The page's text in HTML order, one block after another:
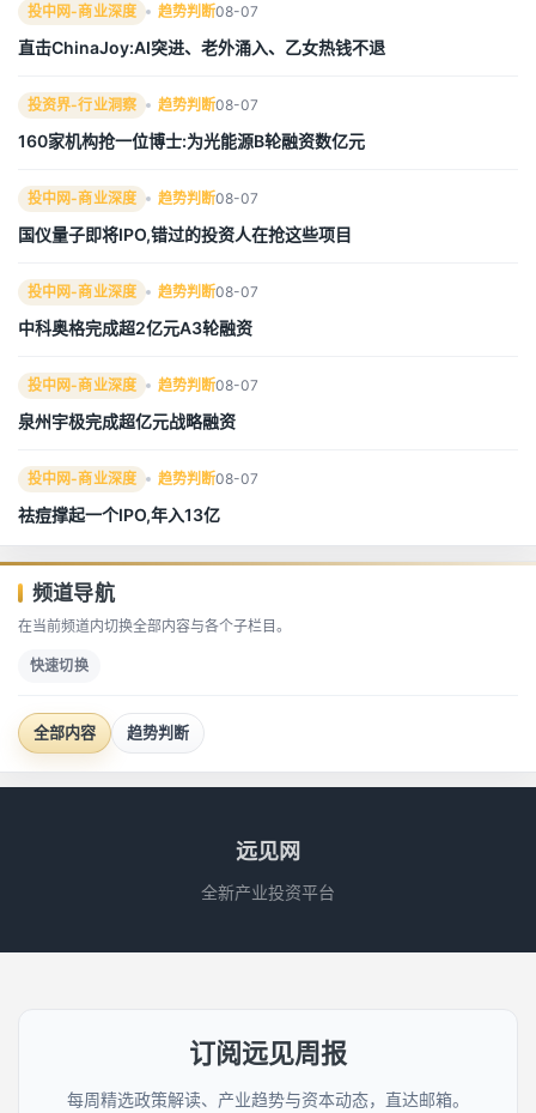
投中网-商业深度 趋势判断08-07
直击ChinaJoy:AI突进、老外涌入、乙女热钱不退
投资界-行业洞察 趋势判断08-07
160家机构抢一位博士:为光能源B轮融资数亿元
投中网-商业深度 趋势判断08-07
国仪量子即将IPO,错过的投资人在抢这些项目
投中网-商业深度 趋势判断08-07
中科奥格完成超2亿元A3轮融资
投中网-商业深度 趋势判断08-07
泉州宇极完成超亿元战略融资
投中网-商业深度 趋势判断08-07
祛痘撑起一个IPO,年入13亿
频道导航
在当前频道内切换全部内容与各个子栏目。
快速切换
全部内容 趋势判断
远见网
全新产业投资平台
订阅远见周报
每周精选政策解读、产业趋势与资本动态，直达邮箱。